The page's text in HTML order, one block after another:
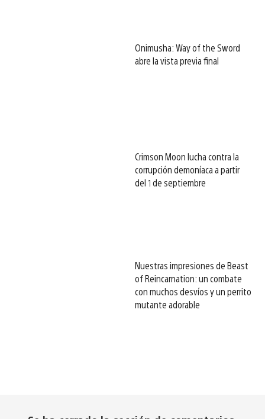
Onimusha: Way of the Sword
abre la vista previa final
Crimson Moon lucha contra la
corrupción demoníaca a partir
del 1 de septiembre
Nuestras impresiones de Beast
of Reincarnation: un combate
con muchos desvíos y un perrito
mutante adorable